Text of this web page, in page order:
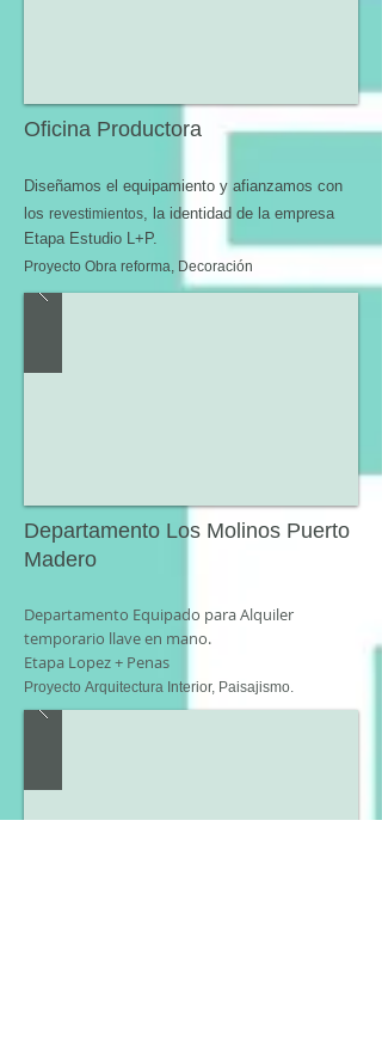
Oficina Productora
Diseñamos el equipamiento y afianzamos con
los revestimientos, la identidad de la empresa
Etapa Estudio L+P.
Proyecto Obra reforma, Decoración
Departamento Los Molinos Puerto
Madero
Departamento Equipado para Alquiler
temporario llave en mano.
Etapa Lopez + Penas
Proyecto Arquitectura Interior, Paisajismo.